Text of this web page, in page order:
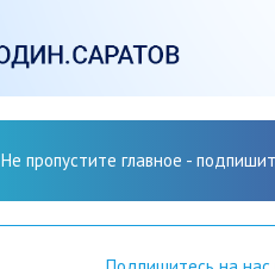
Не пропустите главное -